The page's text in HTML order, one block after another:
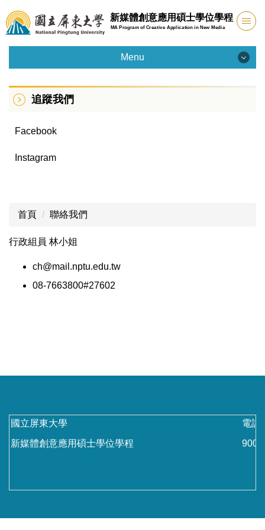
跳
到
主
區
新媒體創意應用碩士學位學程
MA Program of Creative Application in New Media
Menu
招生資訊
追蹤我們
Facebook
Instagram
首頁 聯絡我們
行政組員 林小姐
ch@mail.nptu.edu.tw
08-7663800#27602
國立屏東大學
新媒體創意應用碩士學位學程
電話